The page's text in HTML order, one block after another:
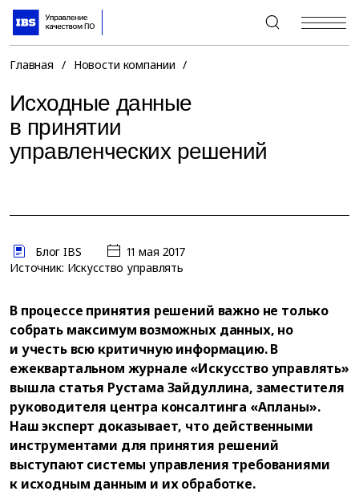
+7 (495) 967-80-80
Главная / Новости компании /
Исходные данные
в принятии
управленческих решений
Блог IBS
11 мая 2017
Источник: Искусство управлять
В процессе принятия решений важно не только
собрать максимум возможных данных, но
и учесть всю критичную информацию. В
ежеквартальном журнале «Искусство управлять»
вышла статья Рустама Зайдуллина, заместителя
руководителя центра консалтинга «Апланы».
Наш эксперт доказывает, что действенными
инструментами для принятия решений
выступают системы управления требованиями
к исходным данным и их обработке.